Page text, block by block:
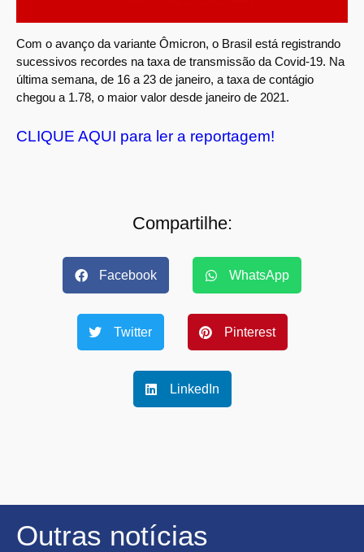
Com o avanço da variante Ômicron, o Brasil está registrando
sucessivos recordes na taxa de transmissão da Covid-19. Na
última semana, de 16 a 23 de janeiro, a taxa de contágio
chegou a 1.78, o maior valor desde janeiro de 2021.
CLIQUE AQUI para ler a reportagem!
Compartilhe:
Facebook WhatsApp
Twitter Pinterest
LinkedIn
Outras notícias